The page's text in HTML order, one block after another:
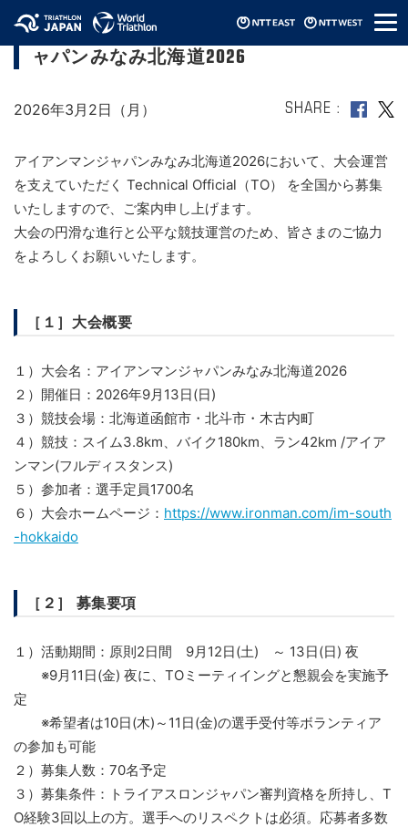
メ
ニ
【Technical Official 募集】アイアンマンジ
ャパンみなみ北海道2026
2026年3月2日（月） SHARE
アイアンマンジャパンみなみ北海道2026において、大会運営
を支えていただく Technical Official（TO） を全国から募集
いたしますので、ご案内申し上げます。
大会の円滑な進行と公平な競技運営のため、皆さまのご協力
をよろしくお願いいたします。
［１］大会概要
１）大会名：アイアンマンジャパンみなみ北海道2026
２）開催日：2026年9月13日(日)
３）競技会場：北海道函館市・北斗市・木古内町
４）競技：スイム3.8km、バイク180km、ラン42km /アイア
ンマン(フルディスタンス)
５）参加者：選手定員1700名
６）大会ホームページ： https://www.ironman.com/im-south
-hokkaido
［２］ 募集要項
１）活動期間：原則2日間 9月12日(土) ～ 13日(日) 夜
※9月11日(金) 夜に、TOミーティイングと懇親会を実施予
定
※希望者は10日(木)～11日(金)の選手受付等ボランティア
の参加も可能
２）募集人数：70名予定
３）募集条件：トライアスロンジャパン審判資格を所持し、T
O経験3回以上の方。選手へのリスペクトは必須。応募者多数